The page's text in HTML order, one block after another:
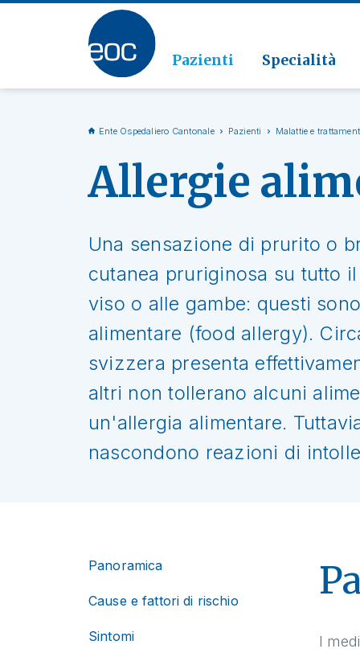
Pazienti Specialità
Vai alla sezione
Ente Ospedaliero Cantonale Pazienti Malattie e
Allergie
Una sensazione di prurito o
cutanea pruriginosa su tutto
viso o alle gambe: questi
alimentare (food allergy).
svizzera presenta
altri non tollerano alcuni
un'allergia alimentare.
nascondono reazioni di
Panoramica
Cause e fattori di rischio
Sintomi
I